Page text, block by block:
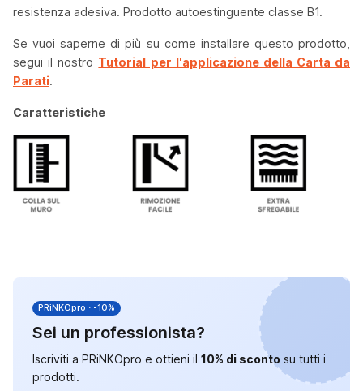
resistenza adesiva. Prodotto autoestinguente classe B1.
Se vuoi saperne di più su come installare questo prodotto,
segui il nostro Tutorial per l'applicazione della Carta da
Parati.
Caratteristiche
PRiNKOpro · -10%
Sei un professionista?
Iscriviti a PRiNKOpro e ottieni il 10% di sconto su tutti i
prodotti.